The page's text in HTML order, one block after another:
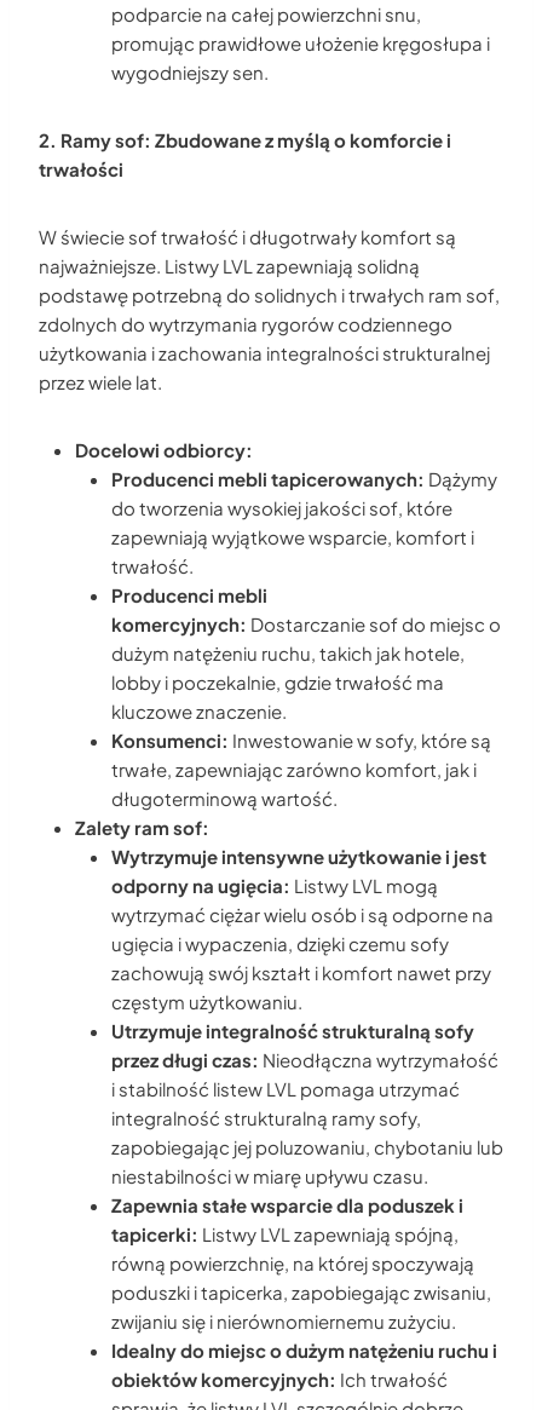
podparcie na całej powierzchni snu,
promując prawidłowe ułożenie kręgosłupa i
wygodniejszy sen.
2. Ramy sof: Zbudowane z myślą o komforcie i
trwałości
W świecie sof trwałość i długotrwały komfort są
najważniejsze. Listwy LVL zapewniają solidną
podstawę potrzebną do solidnych i trwałych ram sof,
zdolnych do wytrzymania rygorów codziennego
użytkowania i zachowania integralności strukturalnej
przez wiele lat.
Docelowi odbiorcy:
Producenci mebli tapicerowanych: Dążymy
do tworzenia wysokiej jakości sof, które
zapewniają wyjątkowe wsparcie, komfort i
trwałość.
Producenci mebli
komercyjnych: Dostarczanie sof do miejsc o
dużym natężeniu ruchu, takich jak hotele,
lobby i poczekalnie, gdzie trwałość ma
kluczowe znaczenie.
Konsumenci: Inwestowanie w sofy, które są
trwałe, zapewniając zarówno komfort, jak i
długoterminową wartość.
Zalety ram sof:
Wytrzymuje intensywne użytkowanie i jest
odporny na ugięcia: Listwy LVL mogą
wytrzymać ciężar wielu osób i są odporne na
ugięcia i wypaczenia, dzięki czemu sofy
zachowują swój kształt i komfort nawet przy
częstym użytkowaniu.
Utrzymuje integralność strukturalną sofy
przez długi czas: Nieodłączna wytrzymałość
i stabilność listew LVL pomaga utrzymać
integralność strukturalną ramy sofy,
zapobiegając jej poluzowaniu, chybotaniu lub
niestabilności w miarę upływu czasu.
Zapewnia stałe wsparcie dla poduszek i
tapicerki: Listwy LVL zapewniają spójną,
równą powierzchnię, na której spoczywają
poduszki i tapicerka, zapobiegając zwisaniu,
zwijaniu się i nierównomiernemu zużyciu.
Idealny do miejsc o dużym natężeniu ruchu i
obiektów komercyjnych: Ich trwałość